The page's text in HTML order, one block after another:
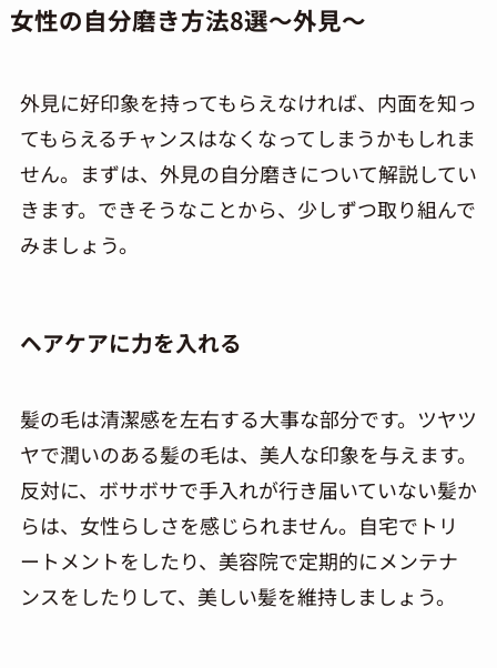
女性の自分磨き方法8選～外見～
外見に好印象を持ってもらえなければ、内面を知っ
てもらえるチャンスはなくなってしまうかもしれま
せん。まずは、外見の自分磨きについて解説してい
きます。できそうなことから、少しずつ取り組んで
みましょう。
ヘアケアに力を入れる
髪の毛は清潔感を左右する大事な部分です。ツヤツ
ヤで潤いのある髪の毛は、美人な印象を与えます。
反対に、ボサボサで手入れが行き届いていない髪か
らは、女性らしさを感じられません。自宅でトリ
ートメントをしたり、美容院で定期的にメンテナ
ンスをしたりして、美しい髪を維持しましょう。